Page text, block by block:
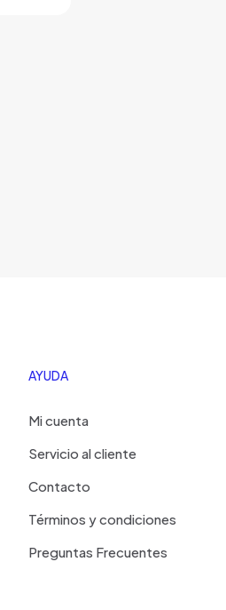
AYUDA
Mi cuenta
Servicio al cliente
Contacto
Términos y condiciones
Preguntas Frecuentes